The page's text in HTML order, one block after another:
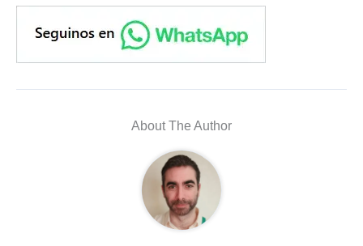
About The Author